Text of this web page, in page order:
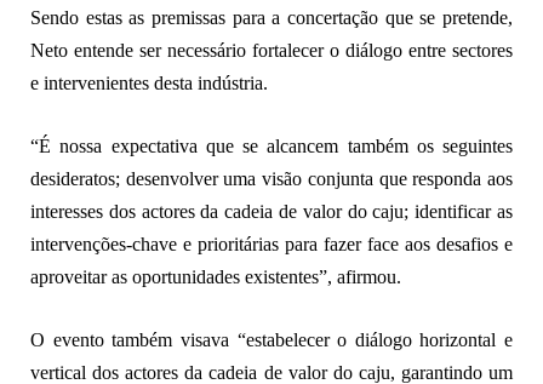
Sendo estas as premissas para a concertação que se pretende,
Neto entende ser necessário fortalecer o diálogo entre sectores
e intervenientes desta indústria.
“É nossa expectativa que se alcancem também os seguintes
desideratos; desenvolver uma visão conjunta que responda aos
interesses dos actores da cadeia de valor do caju; identificar as
intervenções-chave e prioritárias para fazer face aos desafios e
aproveitar as oportunidades existentes”, afirmou.
O evento também visava “estabelecer o diálogo horizontal e
vertical dos actores da cadeia de valor do caju, garantindo um